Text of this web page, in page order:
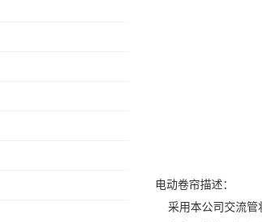
电动卷帘描述：
采用本公司交流管